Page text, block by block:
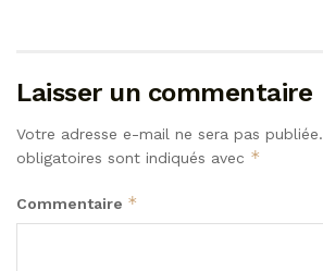
Laisser un commentaire
Votre adresse e-mail ne sera pas publiée.
obligatoires sont indiqués avec *
Commentaire *